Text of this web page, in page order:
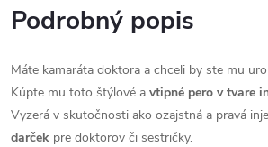
Podrobný popis
Máte kamaráta doktora a chceli by ste mu
Kúpte mu toto štýlové a vtipné pero v tvare
Vyzerá v skutočnosti ako ozajstná a pravá
darček pre doktorov či sestričky.